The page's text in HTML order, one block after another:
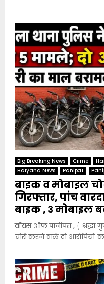
Big Breaking News Crime
Haryana News
Panipat
बाइक व मोबाइल
गिरफ्तार, पांच
बाइक , 3 मोबाइल
वॉयस ऑफ पानीपत , ( श्रद्धा
चोरी करने वाले दो आरोपियों